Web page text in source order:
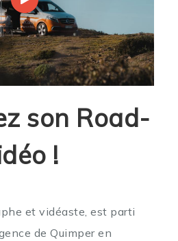
son Road-
!
et vidéaste, est parti
de Quimper en